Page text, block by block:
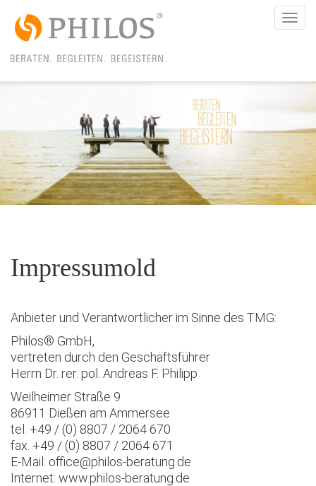
Impressumold
Anbieter und Verantwortlicher im Sinne des TMG:
Philos® GmbH,
vertreten durch den Geschäftsführer
Herrn Dr. rer. pol. Andreas F. Philipp
Weilheimer Straße 9
86911 Dießen am Ammersee
tel. +49 / (0) 8807 / 2064 670
fax. +49 / (0) 8807 / 2064 671
E-Mail: office@philos-beratung.de
Internet: www.philos-beratung.de